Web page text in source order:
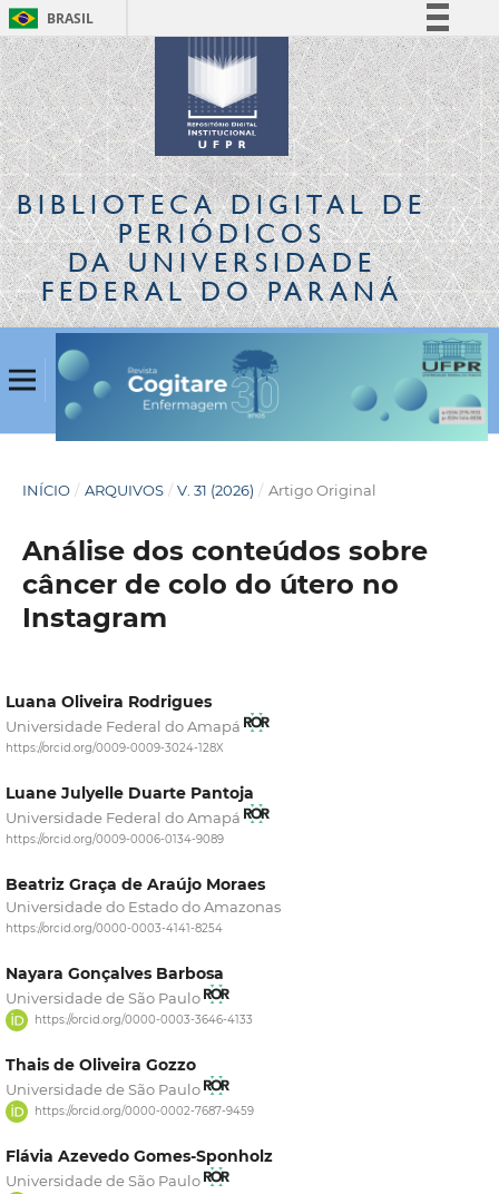
BRASIL
Simplifique!
Comunica BR
Participe
Acesso à informação
Legislação
Canais
BIBLIOTECA DIGITALDE
PERIÓDICOS
DA UNIVERSIDADE
FEDERAL DO PARANÁ
INÍCIO / ARQUIVOS / V. 31 (2026) / Artigo Original
Análise dos conteúdos sobre
câncer de colo do útero no
Instagram
Luana Oliveira Rodrigues
Universidade Federal do Amapá
https://orcid.org/0009-0009-3024-128X
Luane Julyelle Duarte Pantoja
Universidade Federal do Amapá
https://orcid.org/0009-0006-0134-9089
Beatriz Graça de Araújo Moraes
Universidade do Estado do Amazonas
https://orcid.org/0000-0003-4141-8254
Nayara Gonçalves Barbosa
Universidade de São Paulo
https://orcid.org/0000-0003-3646-4133
Thais de Oliveira Gozzo
Universidade de São Paulo
https://orcid.org/0000-0002-7687-9459
Flávia Azevedo Gomes-Sponholz
Universidade de São Paulo